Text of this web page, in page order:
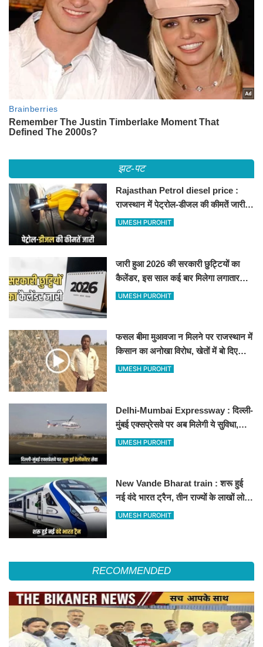
झट-पट
Rajasthan Petrol diesel price :
राजस्थान में पेट्रोल-डीजल की कीमतें जारी,
जानिए बीकानेर समेत पुरे प्रदेश में नए रेट
UMESH PUROHIT
जारी हुआ 2026 की सरकारी छुट्टियों का
कैलेंडर, इस साल कई बार मिलेगा लगातार
अवकाश, देखें
UMESH PUROHIT
फसल बीमा मुआवजा न मिलने पर राजस्थान में
किसान का अनोखा विरोध, खेतों में बो दिए
500-500 रुपए के नोट, वीडियो वायरल
UMESH PUROHIT
Delhi-Mumbai Expressway : दिल्ली-
मुंबई एक्सप्रेसवे पर अब मिलेगी ये सुविधा,
हेलीकॉप्टर सर्विस से तुरंत घायल पहुंचेगा
UMESH PUROHIT
New Vande Bharat train : शरू हुई
नई वंदे भारत ट्रैन, तीन राज्यों के लाखों लोगों
का सफर होगा आसान, देखें पूरा रूटमैप
UMESH PUROHIT
RECOMMENDED